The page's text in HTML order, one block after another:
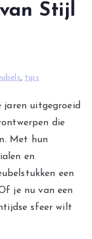
Stijl
, tips
jaren uitgegroeid
die
Met hun
en
een
je nu van een
sfeer wilt